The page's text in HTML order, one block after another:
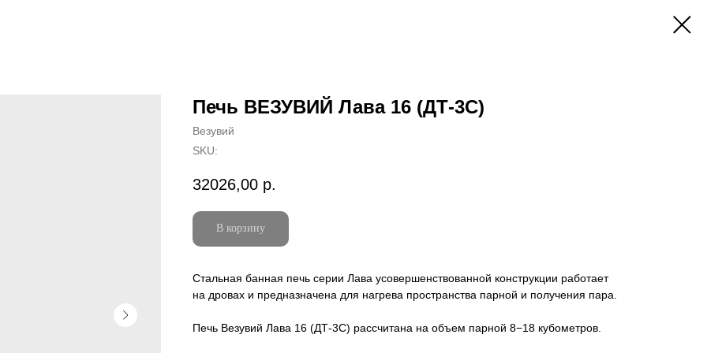
Печь ВЕЗУВИЙ Лава 16 (ДТ-3С)
Везувий
SKU:
32026,00 р.
В корзину
Стальная банная печь серии Лава усовершенствованной конструкции работает
на дровах и предназначена для нагрева пространства парной и получения пара.
Печь Везувий Лава 16 (ДТ-3С) рассчитана на объем парной 8−18 кубометров.